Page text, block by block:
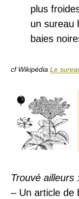
plus
un sureau
baies
cf WikipédiaLe
Trouvé ailleurs :
– Un article de